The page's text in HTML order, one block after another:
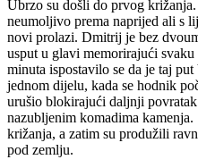
Ubrzo su došli do prvog
neumoljivo prema naprijed ali s
novi prolazi. Dmitrij je bez
usput u glavi memorirajući
minuta ispostavilo se da je taj
jednom dijelu, kada se hodnik
urušio blokirajući daljnji
nazubljenim komadima
križanja, a zatim su produžili
pod zemlju.